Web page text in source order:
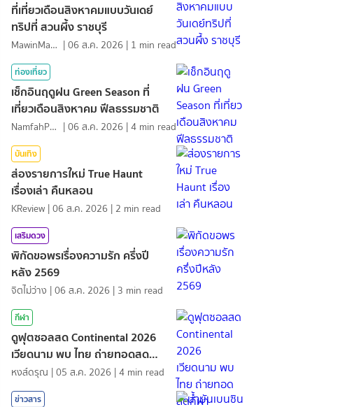
ที่เที่ยวเดือนสิงหาคมแบบวันเดย์
ทริปที่ สวนผึ้ง ราชบุรี
MawinMatravel |06 ส.ค. 2026 | 1 min read
ท่องเที่ยว
เช็กอินฤดูฝน Green Season ที่
เที่ยวเดือนสิงหาคม ฟีลธรรมชาติ
NamfahPhupha |06 ส.ค. 2026 |4 min read
บันเทิง
ส่องรายการใหม่ True Haunt
เรื่องเล่า คืนหลอน
KReview |06 ส.ค. 2026 | 2 min read
เสริมดวง
พิกัดขอพรเรื่องความรัก ครึ่งปี
หลัง 2569
จิตไม่ว่าง |06 ส.ค. 2026 | 3 min read
กีฬา
ดูฟุตซอลสด Continental 2026
เวียดนาม พบ ไทย ถ่ายทอดสด
กีฬา
หงส์ดรุณ |05 ส.ค. 2026 |4 min read
ข่าวสาร